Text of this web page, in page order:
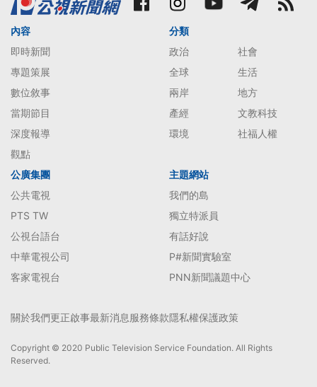
內容
即時新聞
專題策展
數位敘事
當期節目
深度報導
觀點
分類
政治
社會
全球
生活
兩岸
地方
產經
文教科技
環境
社福人權
公廣集團
公共電視
PTS TW
公視台語台
中華電視公司
客家電視台
主題網站
我們的島
獨立特派員
有話好說
P#新聞實驗室
PNN新聞議題中心
關於我們更正啟事最新消息服務條款隱私權保護政策
Copyright © 2020 Public Television Service Foundation. All Rights
Reserved.